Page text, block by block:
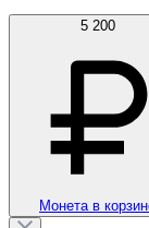
5 200
Монета в